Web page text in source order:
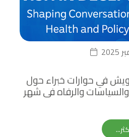
في حوارات خبراء حول
والرفاه في شهر